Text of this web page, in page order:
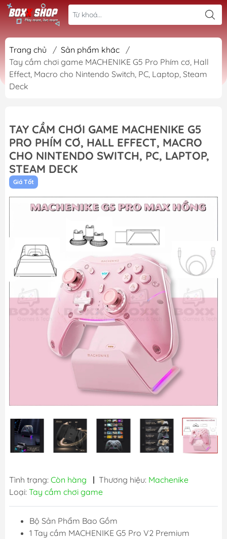
Trang chủ / Sản phẩm khác
/
Tay cầm chơi game MACHENIKE G5 Pro Phím cơ, Hall
Effect, Macro cho Nintendo Switch, PC, Laptop, Steam
Deck
TAY CẦM CHƠI GAME MACHENIKE G5
PRO PHÍM CƠ, HALL EFFECT, MACRO
CHO NINTENDO SWITCH, PC, LAPTOP,
STEAM DECK
Giá Tốt
Tình trạng: Còn hàng | Thương hiệu: Machenike
Loại: Tay cầm chơi game
Bộ Sản Phẩm Bao Gồm
1 Tay cầm MACHENIKE G5 Pro V2 Premium